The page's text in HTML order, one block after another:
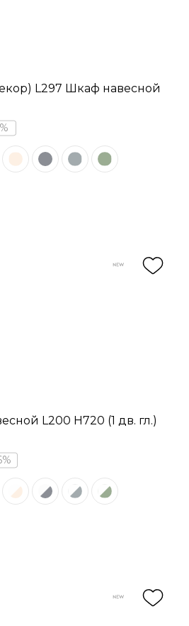
L297 Шкаф навесной
L200 Н720 (1 дв. гл.)